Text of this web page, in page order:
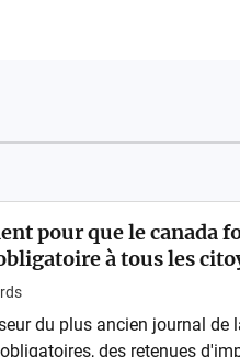
pour que le canada
à tous les
du plus ancien journal de
des retenues